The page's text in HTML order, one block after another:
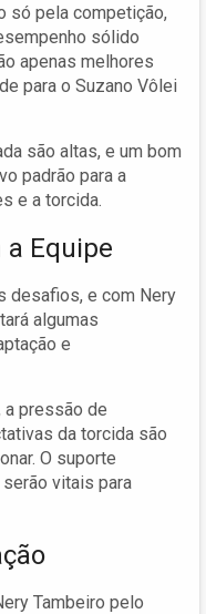
só pela competição,
sólido
apenas melhores
para o Suzano Vôlei
são altas, e um bom
padrão para a
e a torcida.
a Equipe
desafios, e com Nery
algumas
e
pressão de
da torcida são
O suporte
vitais para
Tambeiro pelo